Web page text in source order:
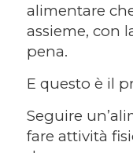
alimentare
assieme, con
pena.
E questo è il
Seguire
fare attività